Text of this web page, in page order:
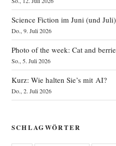
Science Fiction im Juni (und
Do., 9. Juli 2026
Photo of the week: Cat and
So., 5. Juli 2026
Kurz: Wie halten Sie’s mit AI?
Do., 2. Juli 2026
SCHLAGWÖRTER